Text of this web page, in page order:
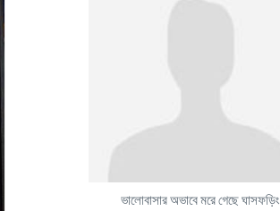
ভালোবাসার অভাবে মরে গেছে ঘাসফড়িং